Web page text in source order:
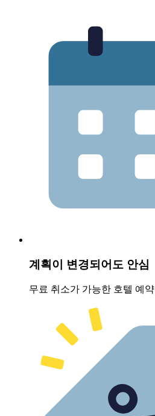
계획이 변경되어도 안심
무료 취소가 가능한 호텔 예약